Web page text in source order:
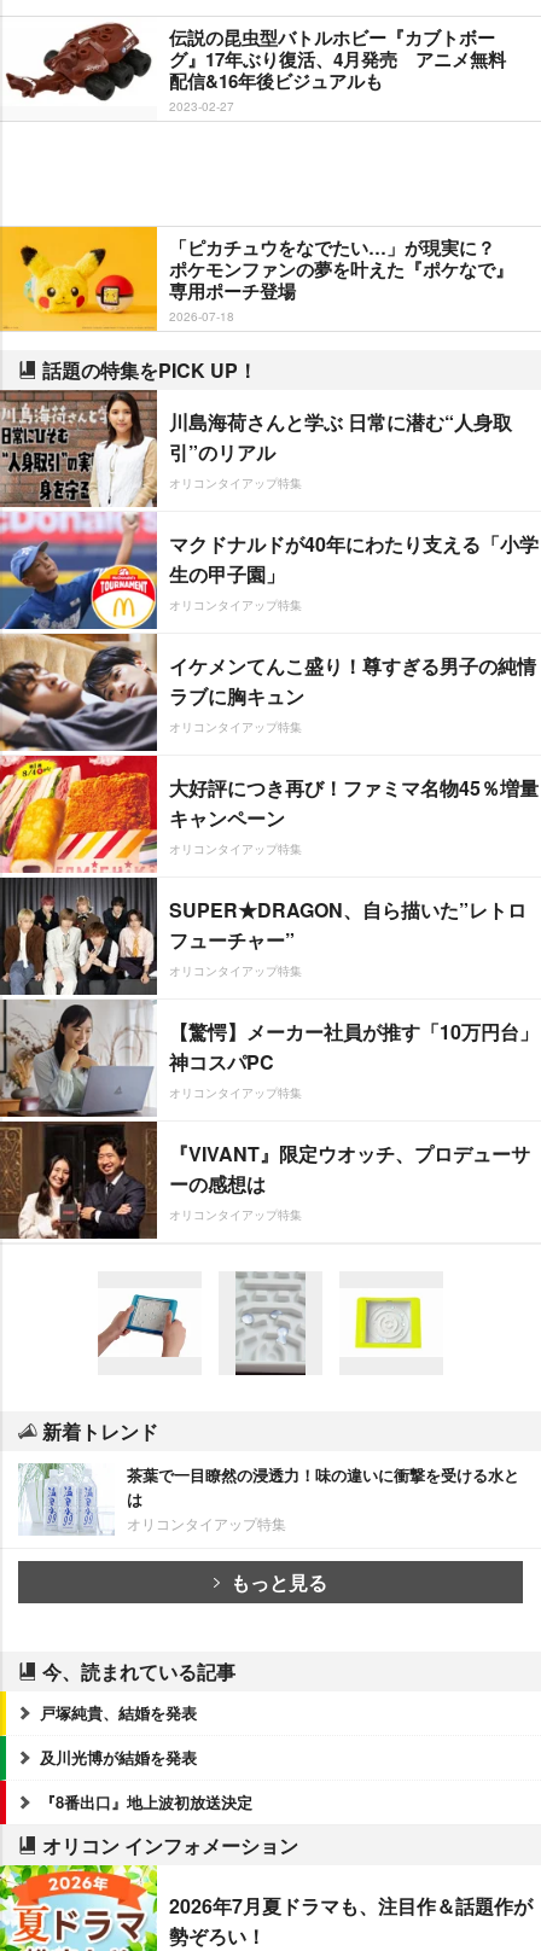
伝説の昆虫型バトルホビー『カブトボー
グ』17年ぶり復活、4月発売 アニメ無料
配信&16年後ビジュアルも
2023-02-27
「ピカチュウをなでたい…」が現実に？
ポケモンファンの夢を叶えた『ポケなで』
専用ポーチ登場
2026-07-18
話題の特集をPICK UP！
川島海荷さんと学ぶ 日常に潜む“人身取
引”のリアル
オリコンタイアップ特集
マクドナルドが40年にわたり支える「小学
生の甲子園」
オリコンタイアップ特集
イケメンてんこ盛り！尊すぎる男子の純情
ラブに胸キュン
オリコンタイアップ特集
大好評につき再び！ファミマ名物45％増量
キャンペーン
オリコンタイアップ特集
SUPER★DRAGON、自ら描いた”レトロ
フューチャー”
オリコンタイアップ特集
【驚愕】メーカー社員が推す「10万円台」
神コスパPC
オリコンタイアップ特集
『VIVANT』限定ウオッチ、プロデューサ
ーの感想は
オリコンタイアップ特集
新着トレンド
茶葉で一目瞭然の浸透力！味の違いに衝撃を受ける水と
は
オリコンタイアップ特集
もっと見る
今、読まれている記事
戸塚純貴、結婚を発表
及川光博が結婚を発表
『8番出口』地上波初放送決定
オリコン インフォメーション
2026年7月夏ドラマも、注目作＆話題作が
勢ぞろい！